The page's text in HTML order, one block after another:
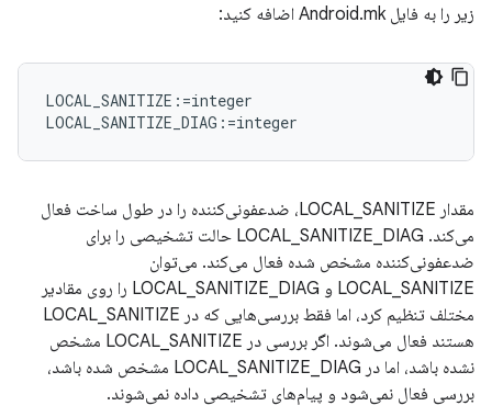
زیر را به فایل Android.mk اضافه کنید:
LOCAL_SANITIZE:=integer
مقدار LOCAL_SANITIZE، ضدعفونی‌کننده را در طول ساخت فعال
می‌کند. LOCAL_SANITIZE_DIAG حالت تشخیصی را برای
ضدعفونی‌کننده مشخص شده فعال می‌کند. می‌توان
LOCAL_SANITIZE و LOCAL_SANITIZE_DIAG را روی مقادیر
مختلف تنظیم کرد، اما فقط بررسی‌هایی که در LOCAL_SANITIZE
هستند فعال می‌شوند. اگر بررسی در LOCAL_SANITIZE مشخص
نشده باشد، اما در LOCAL_SANITIZE_DIAG مشخص شده باشد،
بررسی فعال نمی‌شود و پیام‌های تشخیصی داده نمی‌شوند.